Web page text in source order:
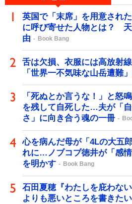
英国で「末席」を用意され
に呼び寄せた人物とは？
由
Book Bang
舌は欠損、衣服には高放射
「世界一不気味な山岳遭難
「死ぬとか言うな！」と怒
を残して自死した…夫が「
さ」に向き合う魂の一冊
心を病んだ母が「4Lの大五
れに…ノブコブ徳井が「感
を明かす
Book Bang
石田夏穂『わたしを庇わな
よりも悪いところを書きた